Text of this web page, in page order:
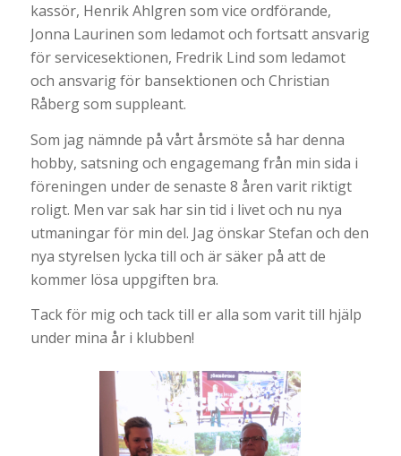
kassör, Henrik Ahlgren som vice ordförande,
Jonna Laurinen som ledamot och fortsatt ansvarig
för servicesektionen, Fredrik Lind som ledamot
och ansvarig för bansektionen och Christian
Råberg som suppleant.
Som jag nämnde på vårt årsmöte så har denna
hobby, satsning och engagemang från min sida i
föreningen under de senaste 8 åren varit riktigt
roligt. Men var sak har sin tid i livet och nu nya
utmaningar för min del. Jag önskar Stefan och den
nya styrelsen lycka till och är säker på att de
kommer lösa uppgiften bra.
Tack för mig och tack till er alla som varit till hjälp
under mina år i klubben!